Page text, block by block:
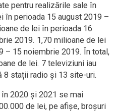
pentru realizările sale în
în perioada 15 august 2019 –
de lei în perioada 16
2019. 1,70 milioane de lei
– 15 noiembrie 2019. În total,
de lei. 7 televiziuni iau
8 stații radio și 13 site-uri.
2020 și 2021 se mai
de lei, pe afișe, broșuri